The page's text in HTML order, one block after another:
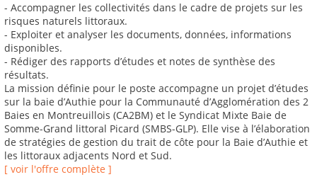
- Accompagner les collectivités dans le cadre de projets sur les
risques naturels littoraux.
- Exploiter et analyser les documents, données, informations
disponibles.
- Rédiger des rapports d’études et notes de synthèse des
résultats.
La mission définie pour le poste accompagne un projet d’études
sur la baie d’Authie pour la Communauté d’Agglomération des 2
Baies en Montreuillois (CA2BM) et le Syndicat Mixte Baie de
Somme-Grand littoral Picard (SMBS-GLP). Elle vise à l’élaboration
de stratégies de gestion du trait de côte pour la Baie d’Authie et
les littoraux adjacents Nord et Sud.
[ voir l'offre complète ]